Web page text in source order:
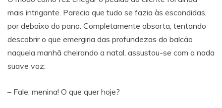
mais intrigante. Parecia que tudo se fazia às escondidas,
por debaixo do pano. Completamente absorta, tentando
descobrir o que emergiria das profundezas do balcão
naquela manhã cheirando a natal, assustou-se com a nada
suave voz:
– Fale, menina! O que quer hoje?